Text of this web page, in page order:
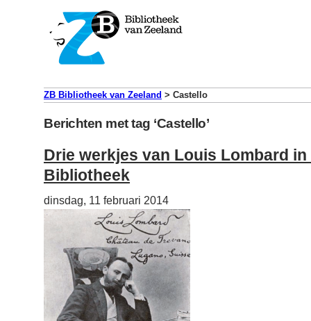
ZB Bibliotheek van Zeeland > Castello
Berichten met tag ‘Castello’
Drie werkjes van Louis Lombard in
Bibliotheek
dinsdag, 11 februari 2014